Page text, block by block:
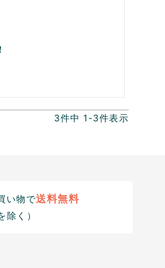
3件中 1 -3件表示
い物で送料無料
除く）